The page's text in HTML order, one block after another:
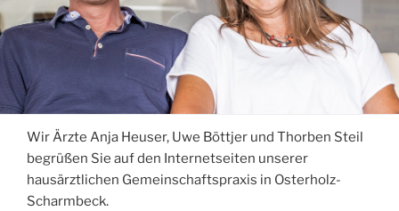
Wir Ärzte Anja Heuser, Uwe Böttjer und Thorben Steil
begrüßen Sie auf den Internetseiten unserer
hausärztlichen Gemeinschaftspraxis in Osterholz-
Scharmbeck.